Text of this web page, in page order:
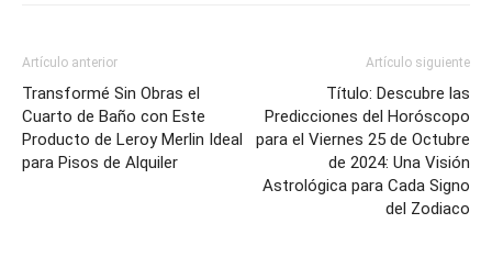
Artículo anterior
Transformé Sin Obras el
Cuarto de Baño con Este
Producto de Leroy Merlin Ideal
para Pisos de Alquiler
Artículo siguiente
Título: Descubre las
Predicciones del Horóscopo
para el Viernes 25 de Octubre
de 2024: Una Visión
Astrológica para Cada Signo
del Zodiaco